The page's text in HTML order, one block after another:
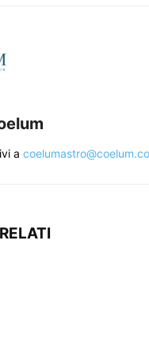
a